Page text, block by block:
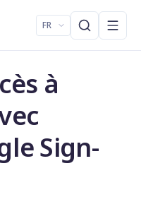
FR
à
Sign-